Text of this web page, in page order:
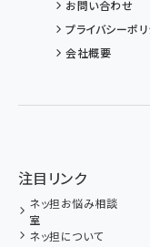
お問い合わせ
プライバシーポ
会社概要
注目リンク
ネッ担お悩み相談
室
ネッ担について